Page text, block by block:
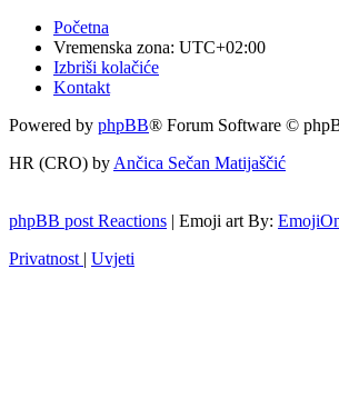
Početna
Vremenska zona: UTC+02:00
Izbriši kolačiće
Kontakt
Powered by phpBB® Forum Software ©
HR (CRO) by Ančica Sečan Matijaščić
phpBB post Reactions | Emoji art By:
Privatnost | Uvjeti